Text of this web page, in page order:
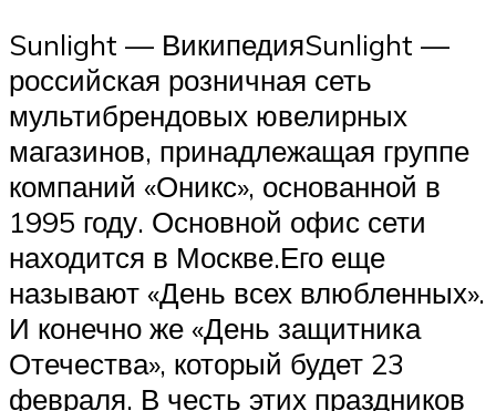
Sunlight — ВикипедияSunlight —
российская розничная сеть
мультибрендовых ювелирных
магазинов, принадлежащая группе
компаний «Оникс», основанной в
1995 году. Основной офис сети
находится в Москве.Его еще
называют «День всех влюбленных».
И конечно же «День защитника
Отечества», который будет 23
февраля. В честь этих праздников